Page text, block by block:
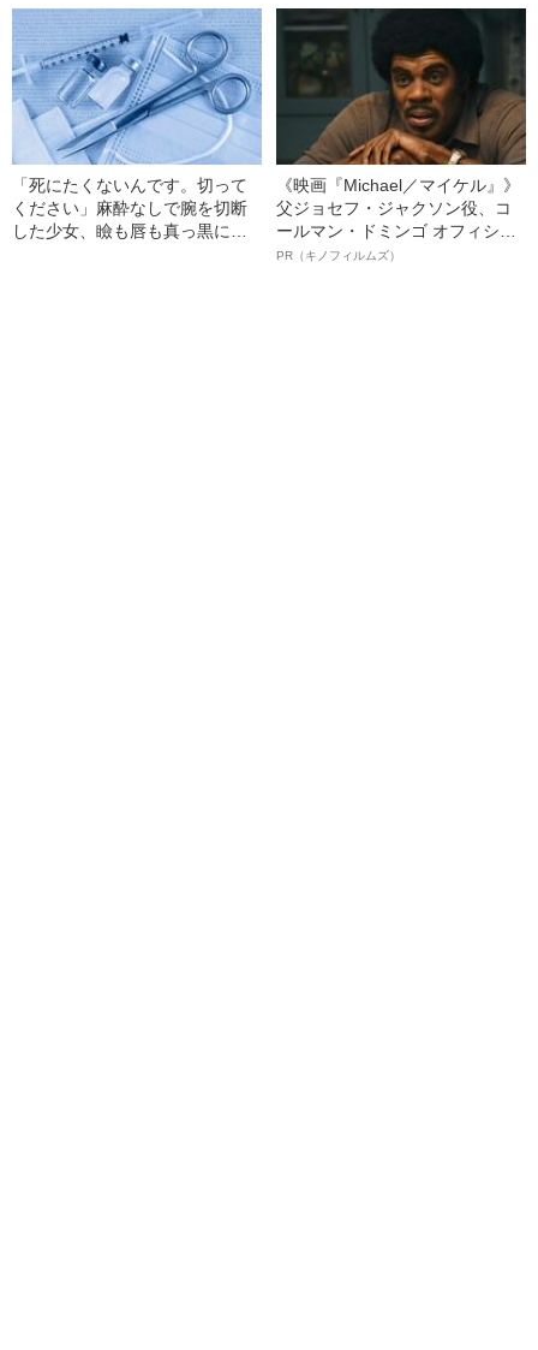
ぎる“熟れ方”
「死にたくないんです。切って
ください」麻酔なしで腕を切断
した少女、瞼も唇も真っ黒に腫
《映画『Michael／マイケル』》
父ジョセフ・ジャクソン役、コ
ールマン・ドミンゴ オフィシャ
ルインタビュー“観客を魅了した
PR（キノフィルムズ）